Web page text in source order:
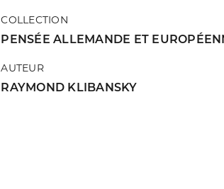
COLLECTION
PENSÉE ALLEMANDE ET
AUTEUR
RAYMOND KLIBANSKY